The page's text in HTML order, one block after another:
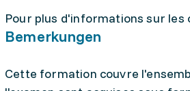
Pour plus d'informations sur
Bemerkungen
Cette formation couvre